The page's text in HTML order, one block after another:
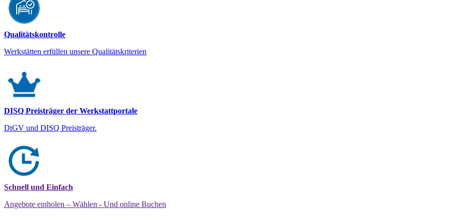
Qualitätskontrolle
Werkstätten erfüllen unsere Qualitätskriterien
DISQ Preisträger der Werkstattportale
DtGV und DISQ Preisträger.
Schnell und Einfach
Angebote einholen – Wählen - Und online Buchen